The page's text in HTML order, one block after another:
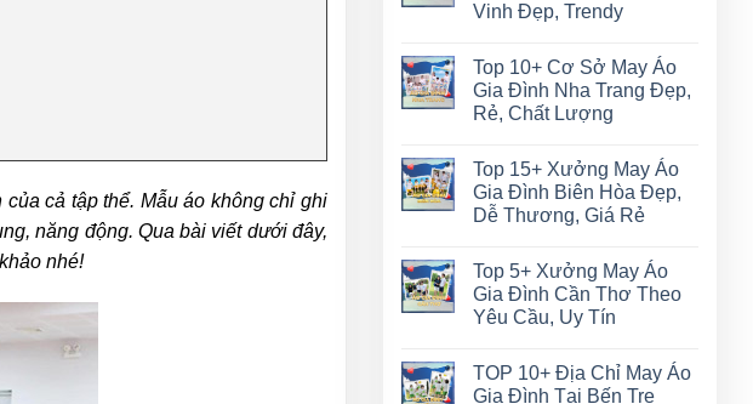
cả tập thể. Mẫu áo không chỉ ghi
năng động. Qua bài viết dưới đây,
nhé!
Vinh Đẹp, Trendy
Top 10+ Cơ Sở May Áo
Gia Đình Nha Trang Đẹp,
Rẻ, Chất Lượng
Top 15+ Xưởng May Áo
Gia Đình Biên Hòa Đẹp,
Dễ Thương, Giá Rẻ
Top 5+ Xưởng May Áo
Gia Đình Cần Thơ Theo
Yêu Cầu, Uy Tín
TOP 10+ Địa Chỉ May Áo
Gia Đình Tại Bến Tre